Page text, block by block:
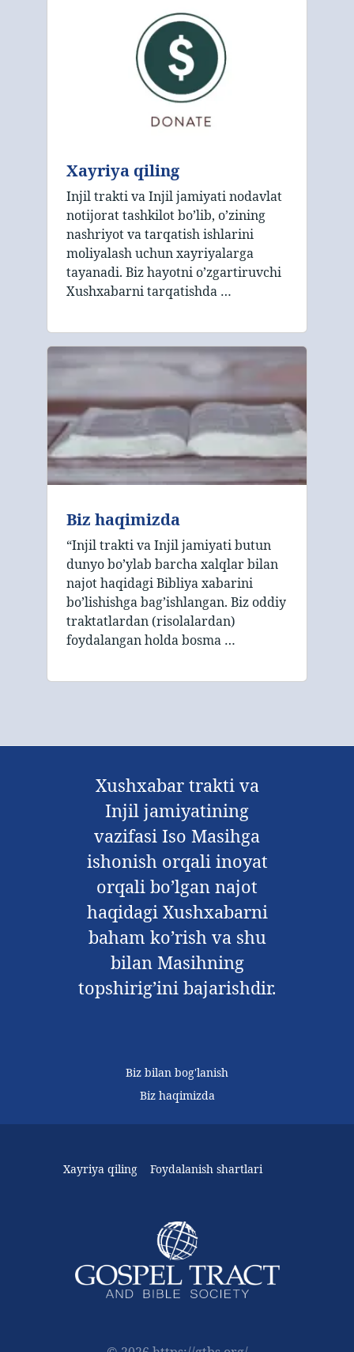
Xayriya qiling
Injil trakti va Injil jamiyati nodavlat
notijorat tashkilot bo’lib, o’zining
nashriyot va tarqatish ishlarini
moliyalash uchun xayriyalarga
tayanadi. Biz hayotni o’zgartiruvchi
Xushxabarni tarqatishda …
Biz haqimizda
“Injil trakti va Injil jamiyati butun
dunyo bo’ylab barcha xalqlar bilan
najot haqidagi Bibliya xabarini
bo’lishishga bag’ishlangan. Biz oddiy
traktatlardan (risolalardan)
foydalangan holda bosma …
Xushxabar trakti va
Injil jamiyatining
vazifasi Iso Masihga
ishonish orqali inoyat
orqali bo’lgan najot
haqidagi Xushxabarni
baham ko’rish va shu
bilan Masihning
topshirig’ini bajarishdir.
Biz bilan bog'lanish
Biz haqimizda
Xayriya qiling Foydalanish shartlari